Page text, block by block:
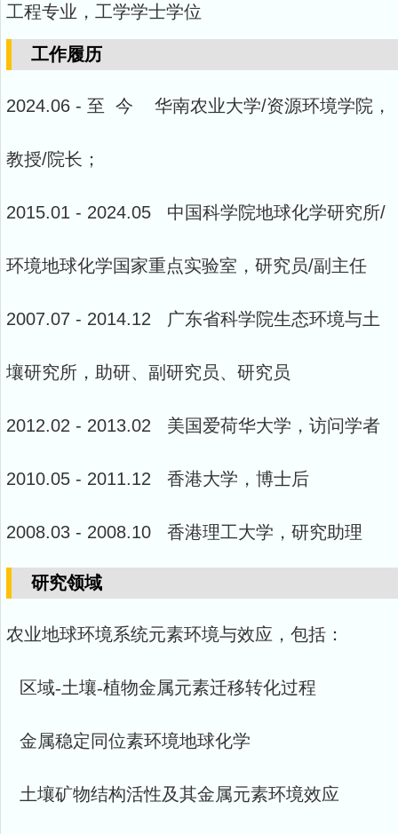
工程专业，工学学士学位
工作履历
2024.06 - 至 今 华南农业大学/资源环境学院，
教授/院长；
2015.01 - 2024.05 中国科学院地球化学研究所/
环境地球化学国家重点实验室，研究员/副主任
2007.07 - 2014.12 广东省科学院生态环境与土
壤研究所，助研、副研究员、研究员
2012.02 - 2013.02 美国爱荷华大学，访问学者
2010.05 - 2011.12 香港大学，博士后
2008.03 - 2008.10 香港理工大学，研究助理
研究领域
农业地球环境系统元素环境与效应，包括：
区域-土壤-植物金属元素迁移转化过程
金属稳定同位素环境地球化学
土壤矿物结构活性及其金属元素环境效应